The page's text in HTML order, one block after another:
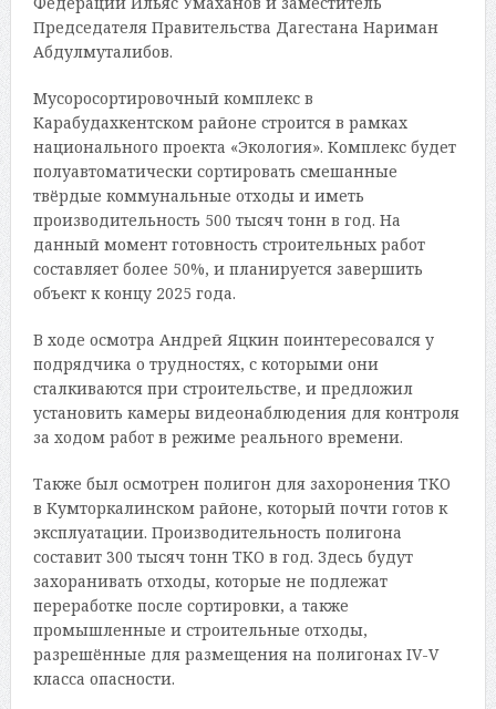
Председателя Правительства Дагестана Нариман
Абдулмуталибов.
Мусоросортировочный комплекс в
Карабудахкентском районе строится в рамках
национального проекта «Экология». Комплекс будет
полуавтоматически сортировать смешанные
твёрдые коммунальные отходы и иметь
производительность 500 тысяч тонн в год. На
данный момент готовность строительных работ
составляет более 50%, и планируется завершить
объект к концу 2025 года.
В ходе осмотра Андрей Яцкин поинтересовался у
подрядчика о трудностях, с которыми они
сталкиваются при строительстве, и предложил
установить камеры видеонаблюдения для контроля
за ходом работ в режиме реального времени.
Также был осмотрен полигон для захоронения ТКО
в Кумторкалинском районе, который почти готов к
эксплуатации. Производительность полигона
составит 300 тысяч тонн ТКО в год. Здесь будут
захоранивать отходы, которые не подлежат
переработке после сортировки, а также
промышленные и строительные отходы,
разрешённые для размещения на полигонах IV-V
класса опасности.